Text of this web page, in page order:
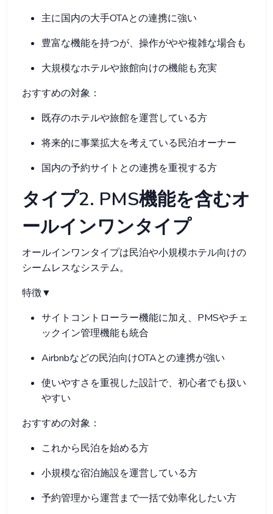
主に国内の大手OTAとの連携に強い
豊富な機能を持つが、操作がやや複雑な場合も
大規模なホテルや旅館向けの機能も充実
おすすめの対象：
既存のホテルや旅館を運営している方
将来的に事業拡大を考えている民泊オーナー
国内の予約サイトとの連携を重視する方
タイプ2. PMS機能を含むオ
ールインワンタイプ
オールインワンタイプは民泊や小規模ホテル向けの
シームレスなシステム。
特徴▼
サイトコントローラー機能に加え、PMSやチェ
ックイン管理機能も統合
Airbnbなどの民泊向けOTAとの連携が強い
使いやすさを重視した設計で、初心者でも扱い
やすい
おすすめの対象：
これから民泊を始める方
小規模な宿泊施設を運営している方
予約管理から運営まで一括で効率化したい方